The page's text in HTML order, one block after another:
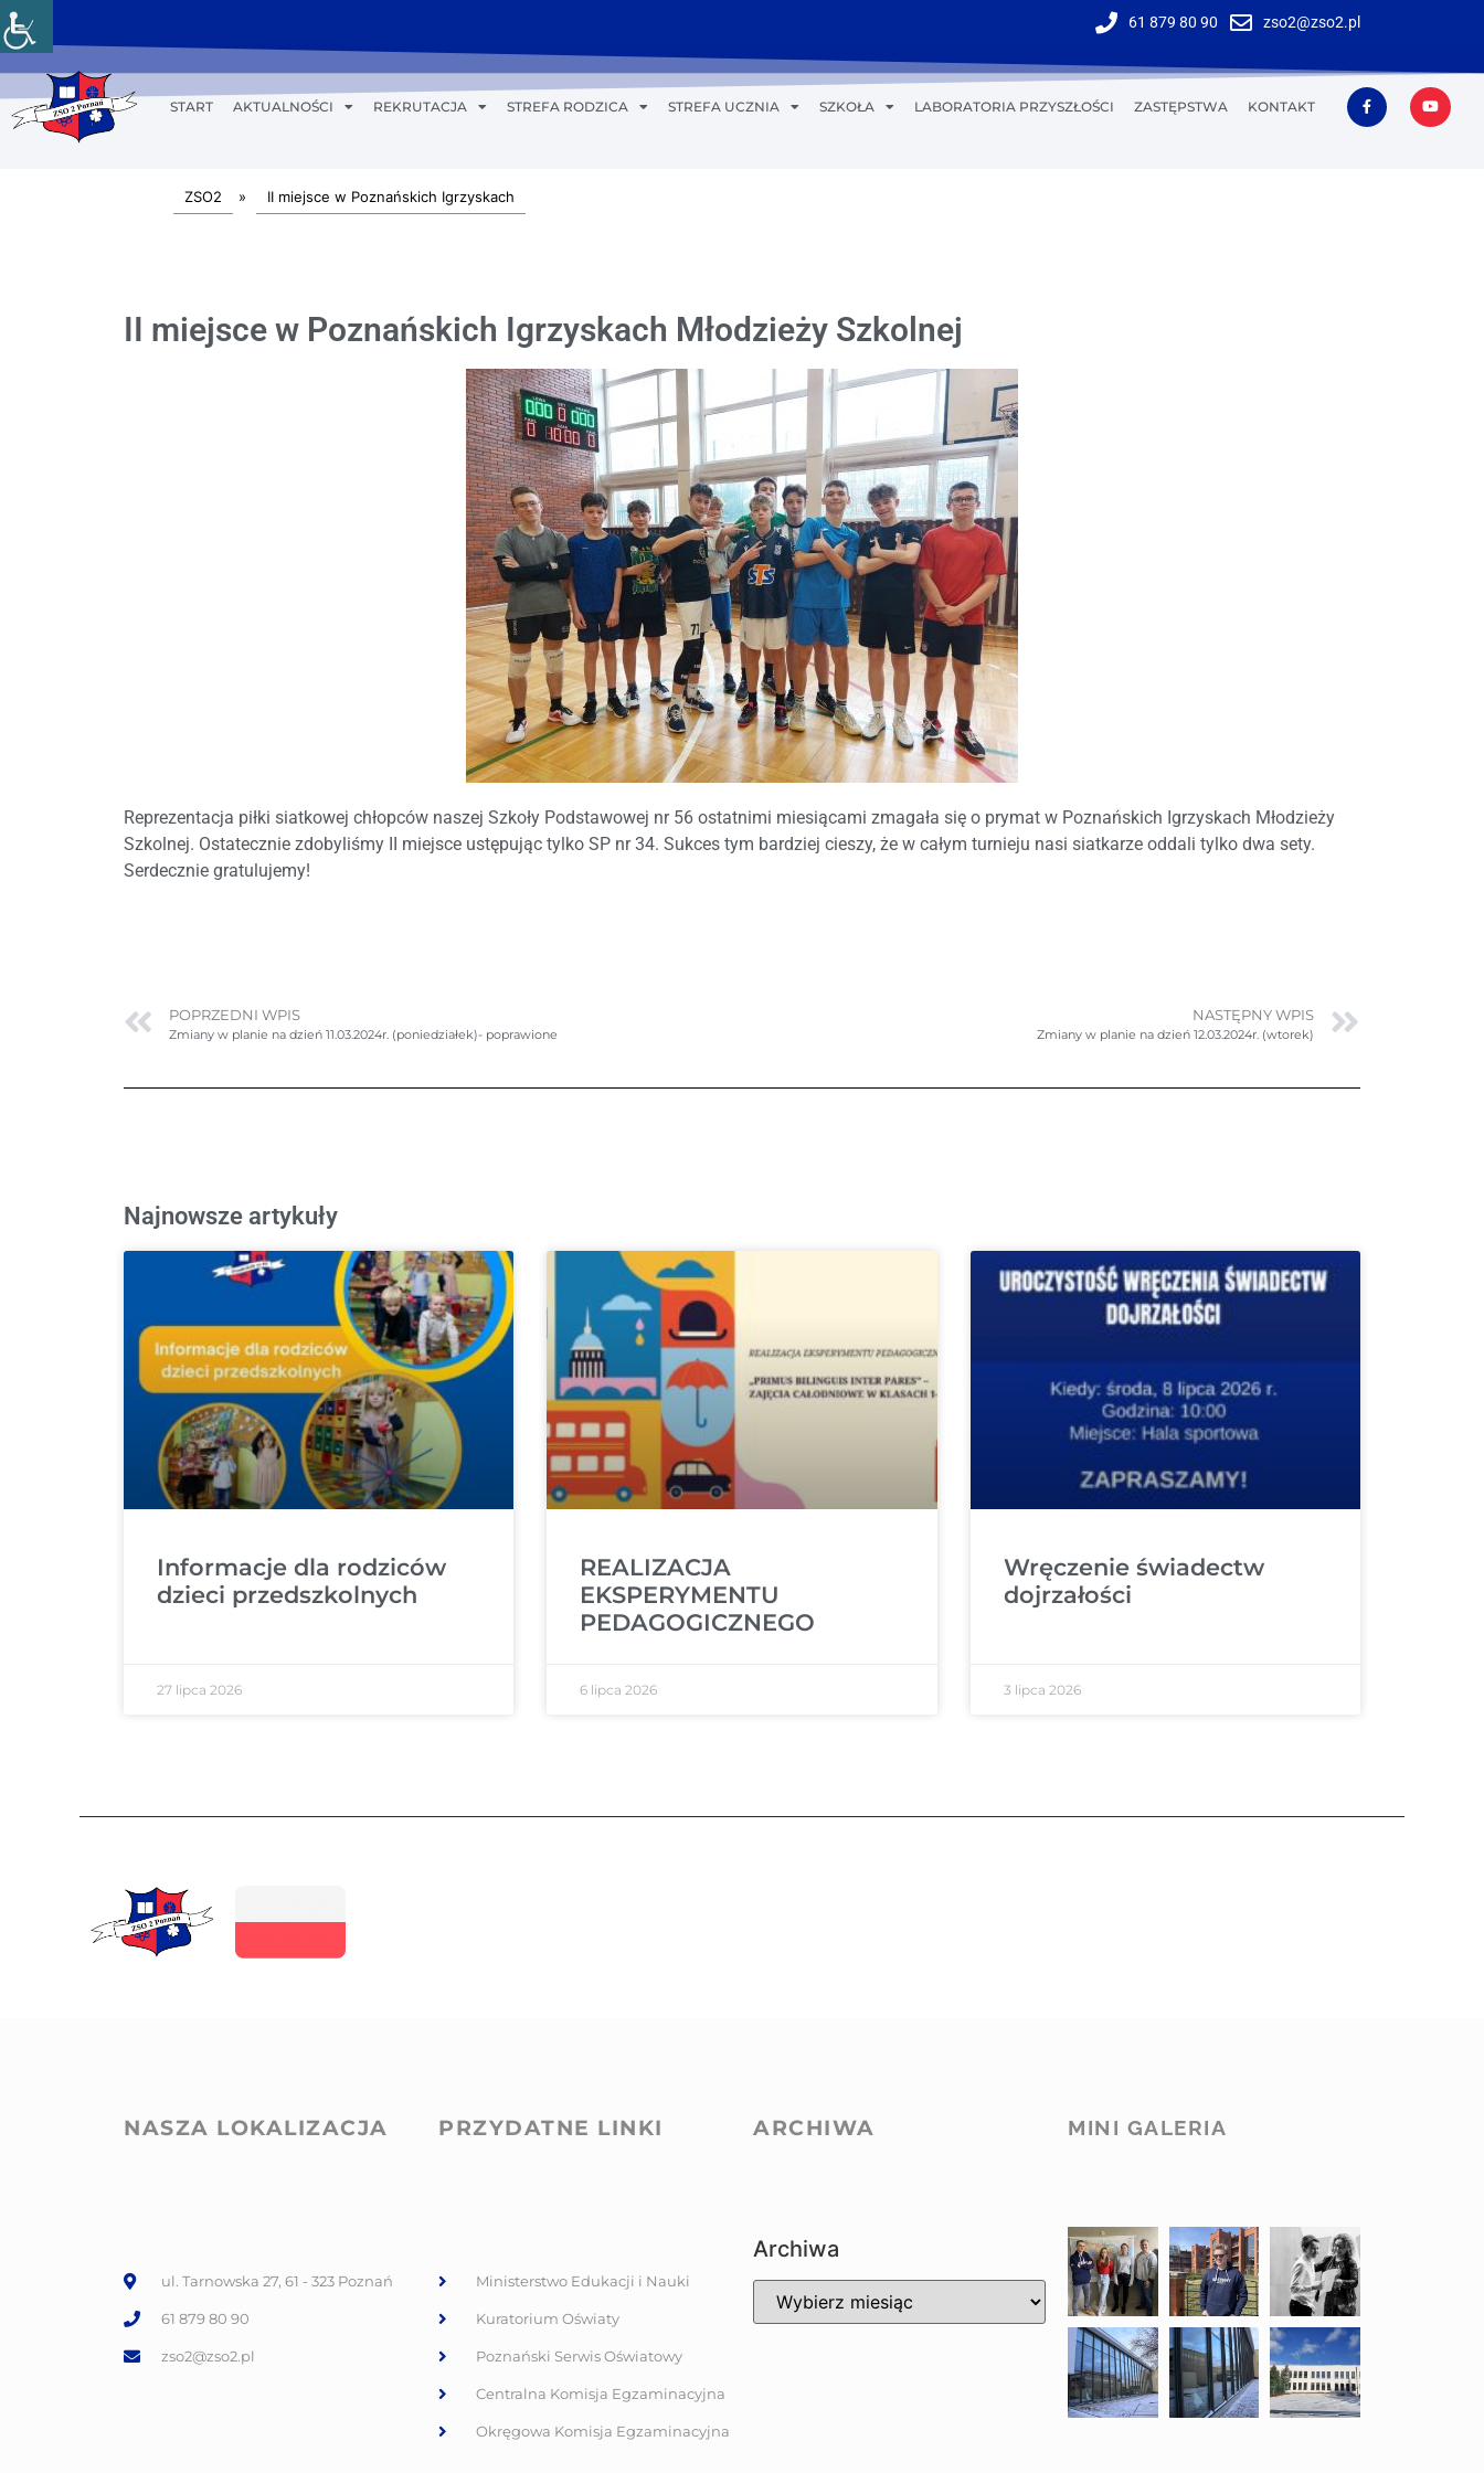
61 879 80 90 zso2@zso2.pl
START AKTUALNOŚCI REKRUTACJA STREFA RODZICA STREFA UCZNIA SZKOŁA LABORATORIA PRZYSZŁOŚCI ZASTĘPSTWA KONTAKT
ZSO2 » II miejsce w Poznańskich Igrzyskach
II miejsce w Poznańskich Igrzyskach Młodzieży Szkolnej
Reprezentacja piłki siatkowej chłopców naszej Szkoły Podstawowej nr 56 ostatnimi miesiącami zmagała się o prymat w Poznańskich Igrzyskach Młodzieży
Szkolnej. Ostatecznie zdobyliśmy II miejsce ustępując tylko SP nr 34. Sukces tym bardziej cieszy, że w całym turnieju nasi siatkarze oddali tylko dwa sety.
Serdecznie gratulujemy!
POPRZEDNI WPIS
Zmiany w planie na dzień 11.03.2024r. (poniedziałek)- poprawione
NASTĘPNY WPIS
Zmiany w planie na dzień 12.03.2024r. (wtorek)
Najnowsze artykuły
Informacje dla rodziców
dzieci przedszkolnych
27 lipca 2026
REALIZACJA
EKSPERYMENTU
PEDAGOGICZNEGO
6 lipca 2026
Wręczenie świadectw
dojrzałości
3 lipca 2026
NASZA LOKALIZACJA
ul. Tarnowska 27, 61 - 323 Poznań
61 879 80 90
zso2@zso2.pl
PRZYDATNE LINKI
Ministerstwo Edukacji i Nauki
Kuratorium Oświaty
Poznański Serwis Oświatowy
Centralna Komisja Egzaminacyjna
Okręgowa Komisja Egzaminacyjna
ARCHIWA
Archiwa
MINI GALERIA